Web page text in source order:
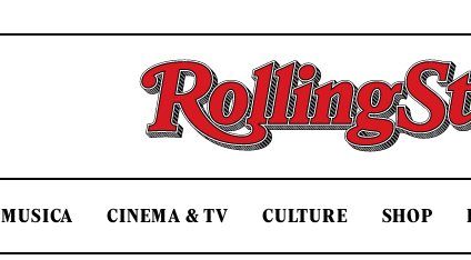
Rolling
MUSICA CINEMA & TV CULTURE SHOP